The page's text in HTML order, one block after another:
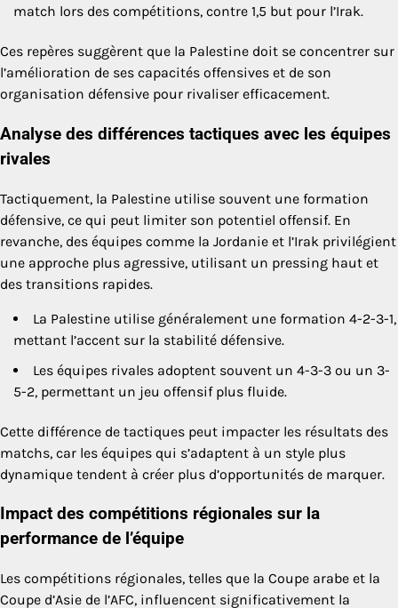
match lors des compétitions, contre 1,5 but pour l’Irak.
Ces repères suggèrent que la Palestine doit se concentrer sur
l’amélioration de ses capacités offensives et de son
organisation défensive pour rivaliser efficacement.
Analyse des différences tactiques avec les équipes
rivales
Tactiquement, la Palestine utilise souvent une formation
défensive, ce qui peut limiter son potentiel offensif. En
revanche, des équipes comme la Jordanie et l’Irak privilégient
une approche plus agressive, utilisant un pressing haut et
des transitions rapides.
La Palestine utilise généralement une formation 4-2-3-1,
mettant l’accent sur la stabilité défensive.
Les équipes rivales adoptent souvent un 4-3-3 ou un 3-
5-2, permettant un jeu offensif plus fluide.
Cette différence de tactiques peut impacter les résultats des
matchs, car les équipes qui s’adaptent à un style plus
dynamique tendent à créer plus d’opportunités de marquer.
Impact des compétitions régionales sur la
performance de l’équipe
Les compétitions régionales, telles que la Coupe arabe et la
Coupe d’Asie de l’AFC, influencent significativement la